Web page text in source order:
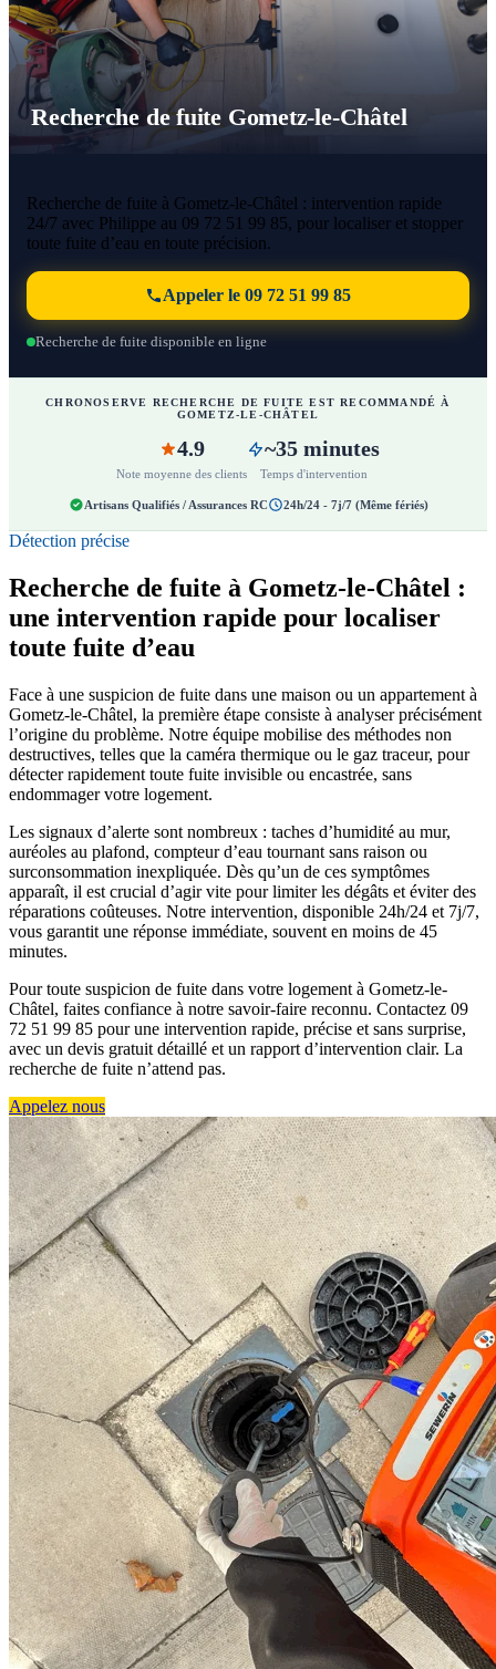
Recherche de fuite Gometz-le-Châtel
Recherche de fuite à Gometz-le-Châtel : intervention rapide
24/7 avec Philippe au 09 72 51 99 85, pour localiser et stopper
toute fuite d’eau en toute précision.
Appeler le 09 72 51 99 85
Recherche de fuite disponible en ligne
CHRONOSERVE RECHERCHE DE FUITE EST RECOMMANDÉ À
GOMETZ-LE-CHÂTEL
4.9
Note moyenne des clients
~35 minutes
Temps d'intervention
Artisans Qualifiés / Assurances RC 24h/24 - 7j/7 (Même fériés)
Détection précise
Recherche de fuite à Gometz-le-Châtel :
une intervention rapide pour localiser
toute fuite d’eau
Face à une suspicion de fuite dans une maison ou un appartement à
Gometz-le-Châtel, la première étape consiste à analyser précisément
l’origine du problème. Notre équipe mobilise des méthodes non
destructives, telles que la caméra thermique ou le gaz traceur, pour
détecter rapidement toute fuite invisible ou encastrée, sans
endommager votre logement.
Les signaux d’alerte sont nombreux : taches d’humidité au mur,
auréoles au plafond, compteur d’eau tournant sans raison ou
surconsommation inexpliquée. Dès qu’un de ces symptômes
apparaît, il est crucial d’agir vite pour limiter les dégâts et éviter des
réparations coûteuses. Notre intervention, disponible 24h/24 et 7j/7,
vous garantit une réponse immédiate, souvent en moins de 45
minutes.
Pour toute suspicion de fuite dans votre logement à Gometz-le-
Châtel, faites confiance à notre savoir-faire reconnu. Contactez 09
72 51 99 85 pour une intervention rapide, précise et sans surprise,
avec un devis gratuit détaillé et un rapport d’intervention clair. La
recherche de fuite n’attend pas.
Appelez nous